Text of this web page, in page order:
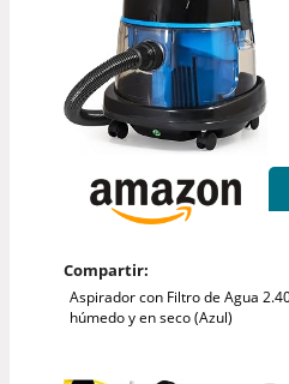
Compartir:
Aspirador con Filtro de Agua
húmedo y en seco (Azul)